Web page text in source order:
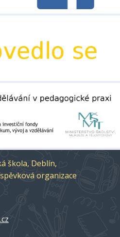
škola, Deblín,
organizace